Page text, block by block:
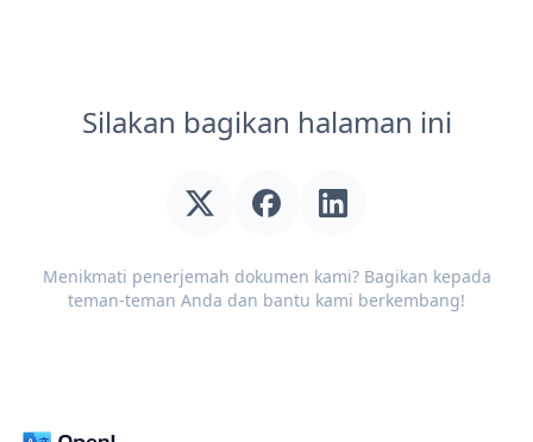
Silakan bagikan halaman ini
Menikmati penerjemah dokumen kami? Bagikan kepada
teman-teman Anda dan bantu kami berkembang!